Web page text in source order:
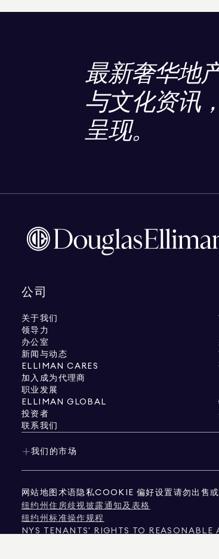
最新奢华地
与文化资讯
呈现。
公司
关于我们
领导力
办公室
新闻与动态
ELLIMAN CARES
加入成为代理商
职业发展
ELLIMAN GLOBAL
投资者
联系我们
我们的市场
网站地图 术语 隐私COOKIE 偏好设置请勿出售
纽约州住房歧视披露通知及表格
纽约州标准操作规程
NYS TENANTS' RIGHTS TO